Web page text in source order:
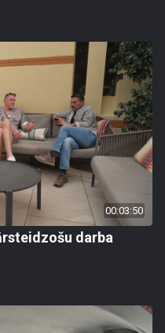
00:03:50
darba